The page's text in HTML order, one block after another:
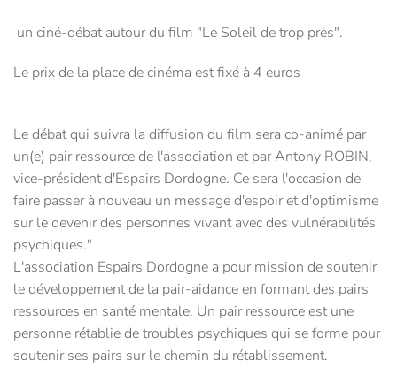
un ciné-débat autour du film "Le Soleil de trop près".
Le prix de la place de cinéma est fixé à 4 euros
Le débat qui suivra la diffusion du film sera co-animé par
un(e) pair ressource de l'association et par Antony ROBIN,
vice-président d'Espairs Dordogne. Ce sera l'occasion de
faire passer à nouveau un message d'espoir et d'optimisme
sur le devenir des personnes vivant avec des vulnérabilités
psychiques."
L'association Espairs Dordogne a pour mission de soutenir
le développement de la pair-aidance en formant des pairs
ressources en santé mentale. Un pair ressource est une
personne rétablie de troubles psychiques qui se forme pour
soutenir ses pairs sur le chemin du rétablissement.